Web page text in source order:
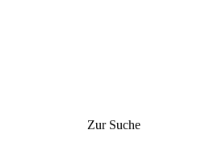
Zur Suche